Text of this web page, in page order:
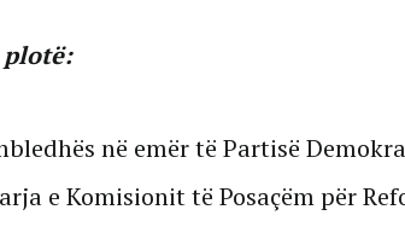
plotë:
në emër të Partisë
e Komisionit të Posaçëm për